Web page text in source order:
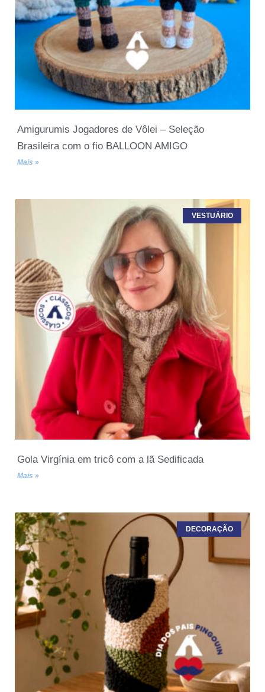
Amigurumis Jogadores de Vôlei – Seleção
Brasileira com o fio BALLOON AMIGO
Mais »
VESTUÁRIO
Gola Virgínia em tricô com a lã Sedificada
Mais »
DECORAÇÃO